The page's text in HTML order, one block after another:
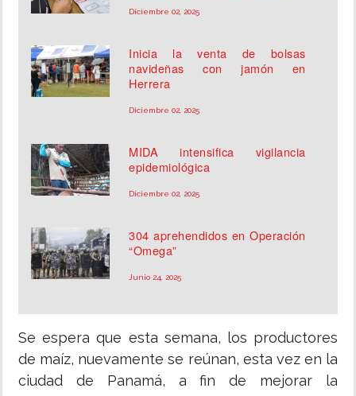
Diciembre 02, 2025
Inicia la venta de bolsas
navideñas con jamón en
Herrera
Diciembre 02, 2025
MIDA intensifica vigilancia
epidemiológica
Diciembre 02, 2025
304 aprehendidos en Operación
“Omega”
Junio 24, 2025
Se espera que esta semana, los productores
de maíz, nuevamente se reúnan, esta vez en la
ciudad de Panamá, a fin de mejorar la